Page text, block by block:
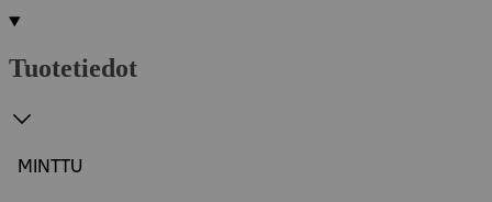
Tuotetiedot
MINTTU